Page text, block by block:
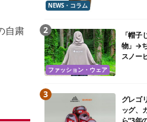
自粛
NEWS・コラム
ファッション・ウェア
「帽
物」→
スノー
グレゴ
ッグ、